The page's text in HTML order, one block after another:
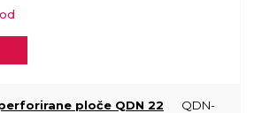
ploče QDN 22
QDN-